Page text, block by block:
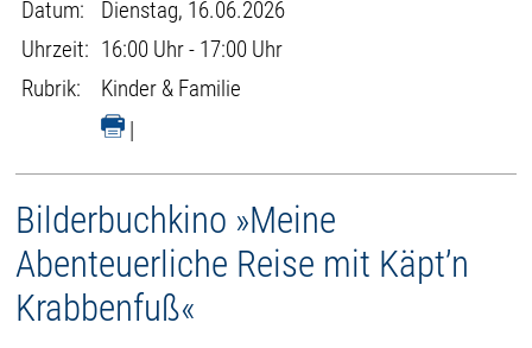
Datum:
Dienstag, 16.06.2026
Uhrzeit: 16:00 Uhr - 17:00 Uhr
Rubrik:
Kinder & Familie
|
Bilderbuchkino »Meine
Abenteuerliche Reise mit Käpt’n
Krabbenfuß«